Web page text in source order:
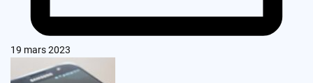
19 mars 2023